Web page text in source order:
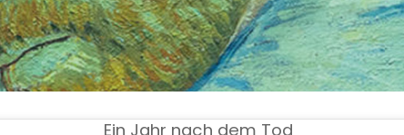
Ein Jahr nach dem Tod